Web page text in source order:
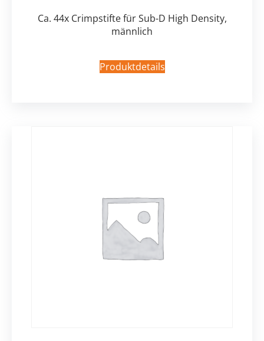
Ca. 44x Crimpstifte für Sub-D High Density,
männlich
Produktdetails